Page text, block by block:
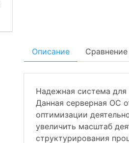
Описание
Надежная система
Данная серверная ОС
оптимизации
увеличить масштаб
структурирования